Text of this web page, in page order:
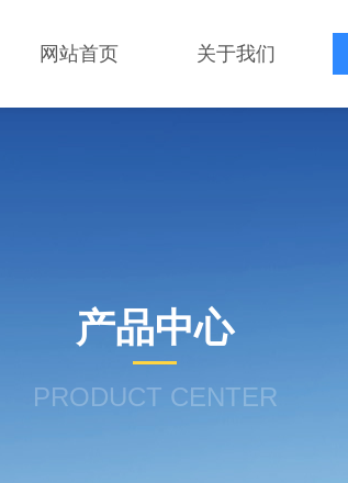
网站首页 关于我们
产品中心
PRODUCT CENTER